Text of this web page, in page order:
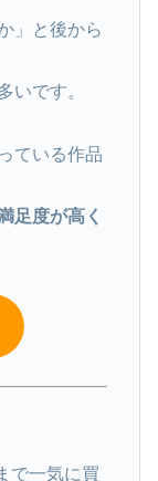
」と後から
いです。
ている作品
足度が高く
で一気に買